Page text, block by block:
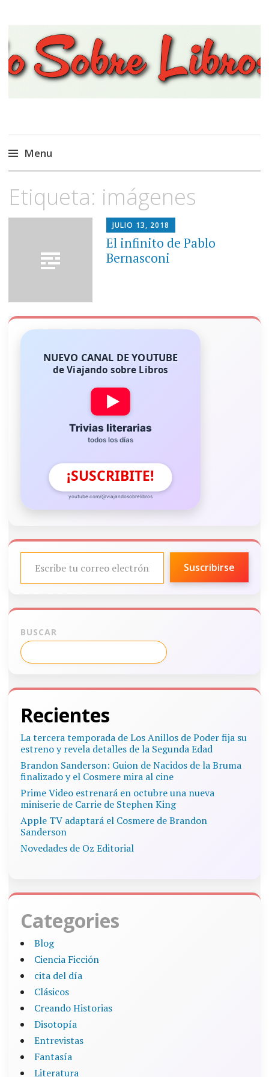
Viajando Sobre Libros
Menu
al
contenido
Etiqueta: imágenes
JULIO 13, 2018
El infinito de Pablo
Bernasconi
NUEVO CANAL DE YOUTUBE
de Viajando sobre Libros
Trivias literarias
todos los días
¡SUSCRIBITE!
youtube.com/@viajandosobrelibros
ESCRIBE TU CORREO ELECTRÓNICO…
Suscribirse
BUSCAR
Recientes
La tercera temporada de Los Anillos de Poder fija su
estreno y revela detalles de la Segunda Edad
Brandon Sanderson: Guion de Nacidos de la Bruma
finalizado y el Cosmere mira al cine
Prime Video estrenará en octubre una nueva
miniserie de Carrie de Stephen King
Apple TV adaptará el Cosmere de Brandon
Sanderson
Novedades de Oz Editorial
Categories
Blog
Ciencia Ficción
cita del día
Clásicos
Creando Historias
Disotopía
Entrevistas
Fantasía
Literatura